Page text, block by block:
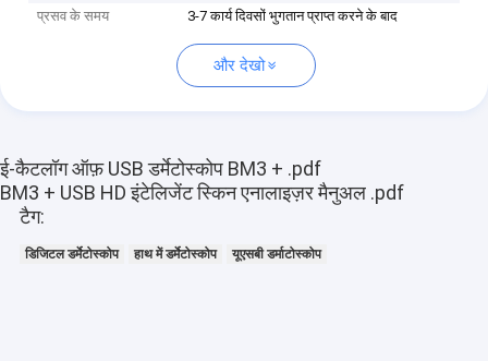
प्रसव के समय
3-7 कार्य दिवसों भुगतान प्राप्त करने के बाद
और देखो
ई-कैटलॉग ऑफ़ USB डर्मेटोस्कोप BM3 + .pdf
BM3 + USB HD इंटेलिजेंट स्किन एनालाइज़र मैनुअल .pdf
टैग:
डिजिटल डर्मेटोस्कोप हाथ में डर्मेटोस्कोप यूएसबी डर्माटोस्कोप